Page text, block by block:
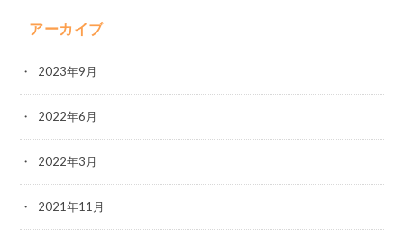
アーカイブ
2023年9月
2022年6月
2022年3月
2021年11月